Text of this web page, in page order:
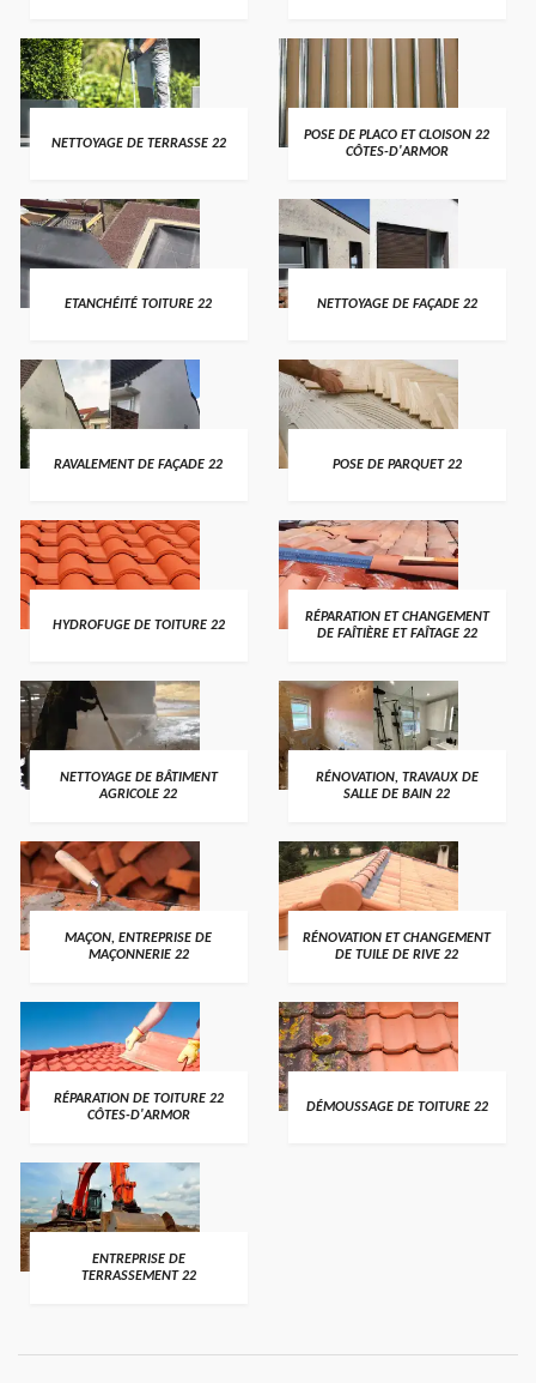
NETTOYAGE DE TERRASSE 22
POSE DE PLACO ET CLOISON 22
CÔTES-D'ARMOR
ETANCHÉITÉ TOITURE 22 NETTOYAGE DE FAÇADE 22
RAVALEMENT DE FAÇADE 22 POSE DE PARQUET 22
HYDROFUGE DE TOITURE 22
RÉPARATION ET CHANGEMENT
DE FAÎTIÈRE ET FAÎTAGE 22
NETTOYAGE DE BÂTIMENT
AGRICOLE 22
RÉNOVATION, TRAVAUX DE
SALLE DE BAIN 22
MAÇON, ENTREPRISE DE
MAÇONNERIE 22
RÉNOVATION ET CHANGEMENT
DE TUILE DE RIVE 22
RÉPARATION DE TOITURE 22
CÔTES-D'ARMOR
DÉMOUSSAGE DE TOITURE 22
ENTREPRISE DE
TERRASSEMENT 22